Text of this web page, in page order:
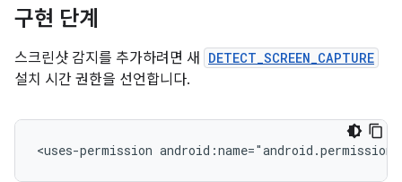
구현 단계
스크린샷 감지를 추가하려면 새 DETECT_SCREEN_CAPTURE
설치 시간 권한을 선언합니다.
<uses-permission